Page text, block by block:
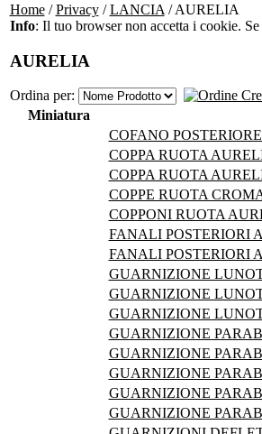
Home/Privacy/LANCIA / AURELIA
Info: Il tuo browser non accetta i cookie.
AURELIA
Ordina per:
Miniatura
COFANO
COPPA RUOTA
COPPA RUOTA
COPPE RUOTA
COPPONI RUOTA
FANALI POSTERIORI
FANALI POSTERIORI
GUARNIZIONE
GUARNIZIONE
GUARNIZIONE
GUARNIZIONE
GUARNIZIONE
GUARNIZIONE
GUARNIZIONE
GUARNIZIONE